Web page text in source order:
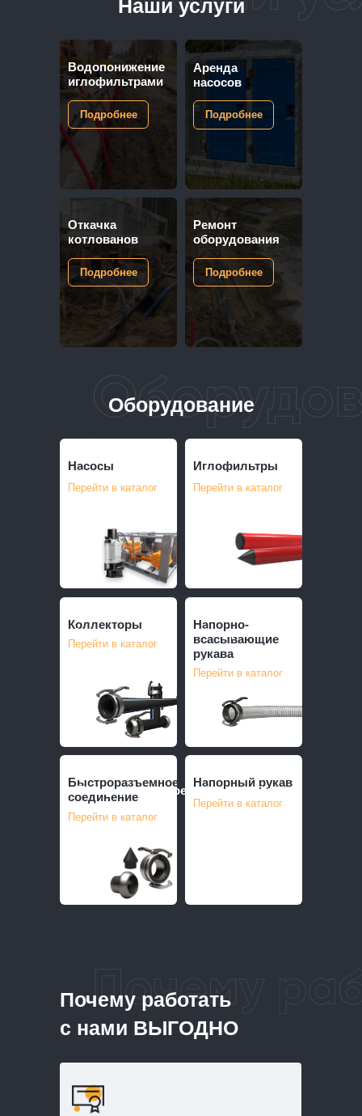
Наши услуги
Аренда
насосов
Водопонижение
иглофильтрами
Ремонт
оборудования
Откачка
котлованов
Подробнее Подробнее
Подробнее Подробнее
Оборудование
Насосы
Перейти в каталог
Перейти в каталог
Перейти в каталог
Перейти в каталог
Перейти в каталог
Перейти в каталог
Коллекторы
Быстроразъемное
соединение
Напорный рукав
Иглофильтры
Напорно-
всасывающие
рукава
Насосы Иглофильтры
Коллекторы
Напорный рукав
Быстроразъемное
соединение
Напорно-
всасывающие
рукава
с нами
Почему работать
с нами ВЫГОДНО